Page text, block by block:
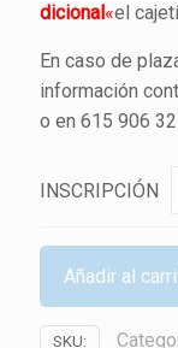
dicional«el
En caso de
información
o en 615 906
INSCRIPCIÓN
Añadir al
SKU: